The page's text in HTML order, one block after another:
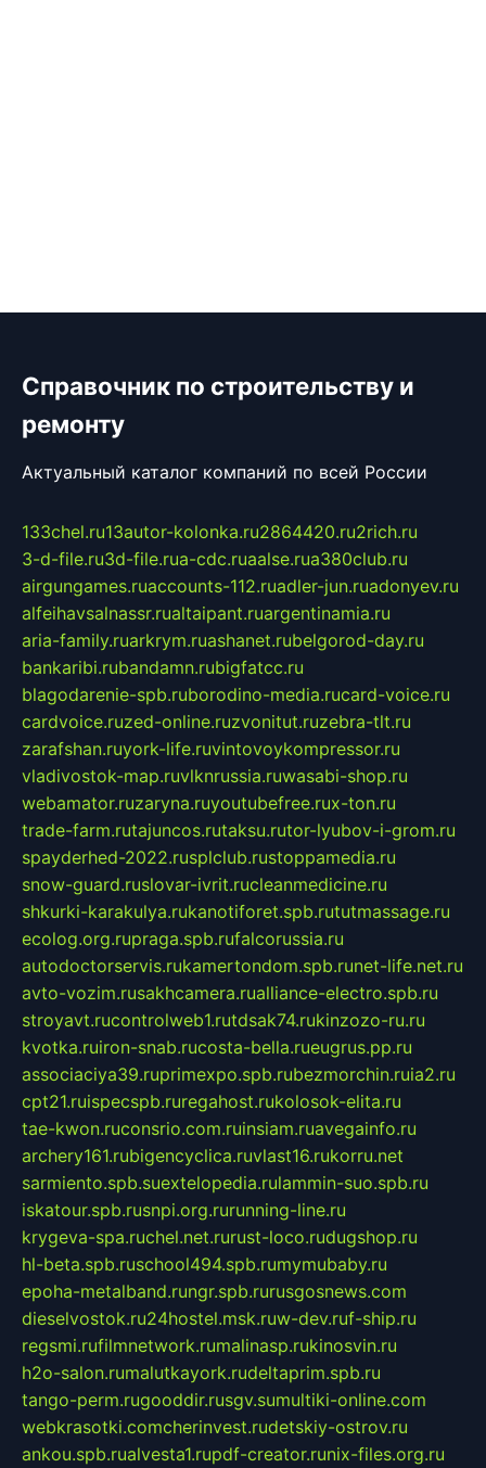
Справочник по строительству и
ремонту
Актуальный каталог компаний по всей России
133chel.ru13autor-kolonka.ru2864420.ru2rich.ru
3-d-file.ru3d-file.rua-cdc.ruaalse.rua380club.ru
airgungames.ruaccounts-112.ruadler-jun.ruadonyev.ru
alfeihavsalnassr.rualtaipant.ruargentinamia.ru
aria-family.ruarkrym.ruashanet.rubelgorod-day.ru
bankaribi.rubandamn.rubigfatcc.ru
blagodarenie-spb.ruborodino-media.rucard-voice.ru
cardvoice.ruzed-online.ruzvonitut.ruzebra-tlt.ru
zarafshan.ruyork-life.ruvintovoykompressor.ru
vladivostok-map.ruvlknrussia.ruwasabi-shop.ru
webamator.ruzaryna.ruyoutubefree.rux-ton.ru
trade-farm.rutajuncos.rutaksu.rutor-lyubov-i-grom.ru
spayderhed-2022.rusplclub.rustoppamedia.ru
snow-guard.ruslovar-ivrit.rucleanmedicine.ru
shkurki-karakulya.rukanotiforet.spb.rututmassage.ru
ecolog.org.rupraga.spb.rufalcorussia.ru
autodoctorservis.rukamertondom.spb.runet-life.net.ru
avto-vozim.rusakhcamera.rualliance-electro.spb.ru
stroyavt.rucontrolweb1.rutdsak74.rukinzozo-ru.ru
kvotka.ruiron-snab.rucosta-bella.rueugrus.pp.ru
associaciya39.ruprimexpo.spb.rubezmorchin.ruia2.ru
cpt21.ruispecspb.ruregahost.rukolosok-elita.ru
tae-kwon.ruconsrio.com.ruinsiam.ruavegainfo.ru
archery161.rubigencyclica.ruvlast16.rukorru.net
sarmiento.spb.suextelopedia.rulammin-suo.spb.ru
iskatour.spb.rusnpi.org.rurunning-line.ru
krygeva-spa.ruchel.net.rurust-loco.rudugshop.ru
hl-beta.spb.ruschool494.spb.rumymubaby.ru
epoha-metalband.rungr.spb.rurusgosnews.com
dieselvostok.ru24hostel.msk.ruw-dev.ruf-ship.ru
regsmi.rufilmnetwork.rumalinasp.rukinosvin.ru
h2o-salon.rumalutkayork.rudeltaprim.spb.ru
tango-perm.rugooddir.rusgv.sumultiki-online.com
webkrasotki.comcherinvest.rudetskiy-ostrov.ru
ankou.spb.rualvesta1.rupdf-creator.runix-files.org.ru